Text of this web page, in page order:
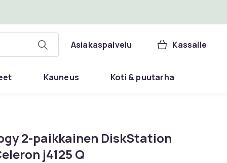
Asiakaspalvelu Kassalle
Kauneus Koti & puutarha
2-paikkainen DiskStation
j4125 Q